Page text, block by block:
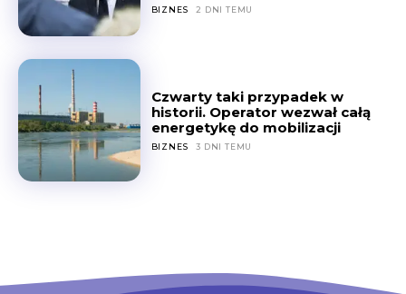
BIZNES 2 DNI TEMU
Czwarty taki przypadek w
historii. Operator wezwał całą
energetykę do mobilizacji
BIZNES 3 DNI TEMU